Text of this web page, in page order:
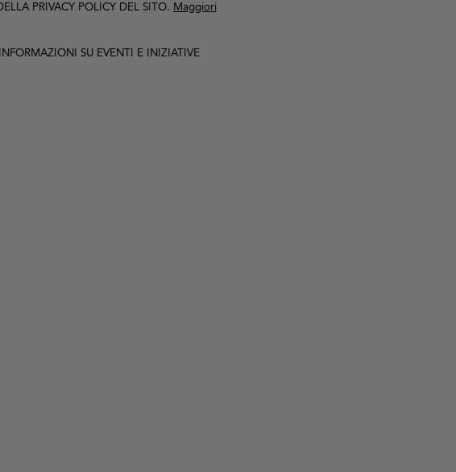
PRIVACY POLICY DEL SITO. Maggiori
SU EVENTI E INIZIATIVE